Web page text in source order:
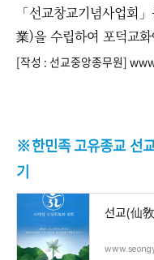
「선교창교기념사업회
業)을 수립하여 포덕교
[작성 : 선교중앙종무원]
※한민족 고유종교 선
기
선교(仙